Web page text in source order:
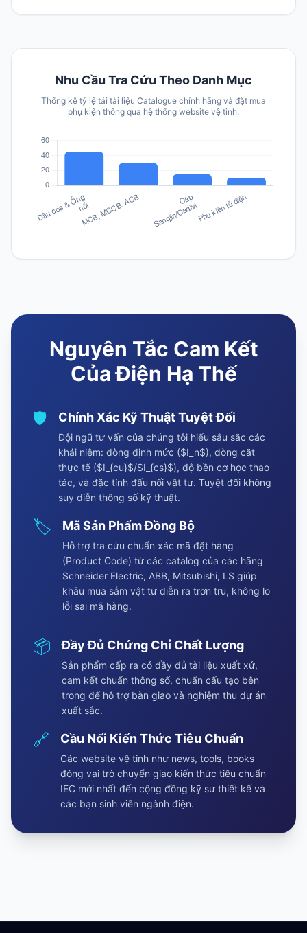
Nhu Cầu Tra Cứu Theo Danh Mục
Thống kê tỷ lệ tải tài liệu Catalogue chính hãng và đặt mua
phụ kiện thông qua hệ thống website vệ tinh.
Nguyên Tắc Cam Kết
Của Điện Hạ Thế
🛡️ Chính Xác Kỹ Thuật Tuyệt Đối
Đội ngũ tư vấn của chúng tôi hiểu sâu sắc các
khái niệm: dòng định mức ($I_n$), dòng cắt
thực tế ($I_{cu}$/$I_{cs}$), độ bền cơ học thao
tác, và đặc tính đấu nối vật tư. Tuyệt đối không
suy diễn thông số kỹ thuật.
🏷️ Mã Sản Phẩm Đồng Bộ
Hỗ trợ tra cứu chuẩn xác mã đặt hàng
(Product Code) từ các catalog của các hãng
Schneider Electric, ABB, Mitsubishi, LS giúp
khâu mua sắm vật tư diễn ra trơn tru, không lo
lỗi sai mã hàng.
📦 Đầy Đủ Chứng Chỉ Chất Lượng
Sản phẩm cấp ra có đầy đủ tài liệu xuất xứ,
cam kết chuẩn thông số, chuẩn cấu tạo bên
trong để hỗ trợ bàn giao và nghiệm thu dự án
xuất sắc.
🔗 Cầu Nối Kiến Thức Tiêu Chuẩn
Các website vệ tinh như news, tools, books
đóng vai trò chuyển giao kiến thức tiêu chuẩn
IEC mới nhất đến cộng đồng kỹ sư thiết kế và
các bạn sinh viên ngành điện.